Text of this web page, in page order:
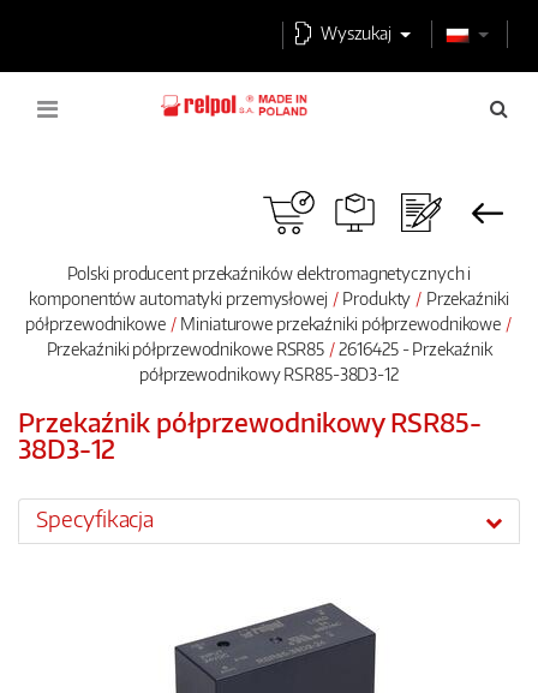
Wyszukaj
Polski producent przekaźników elektromagnetycznych i
komponentów automatyki przemysłowej
Produkty
Przekaźniki
półprzewodnikowe
Miniaturowe przekaźniki półprzewodnikowe
Przekaźniki półprzewodnikowe RSR85
2616425 - Przekaźnik
półprzewodnikowy RSR85-38D3-12
Przekaźnik półprzewodnikowy RSR85-
38D3-12
Specyfikacja